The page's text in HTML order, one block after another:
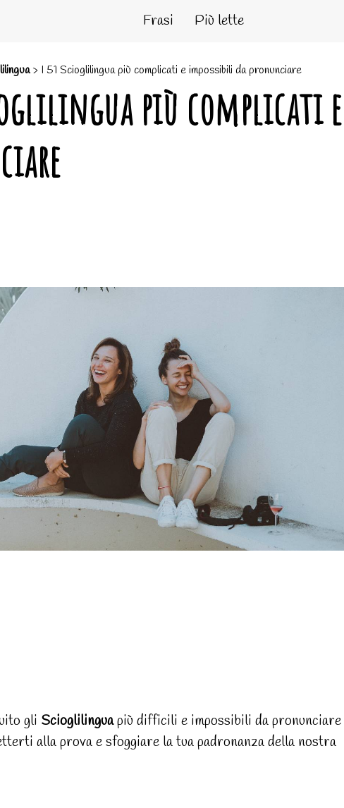
Frasi Più lette
> I 51 Scioglilingua più complicati e impossibili da pronunciare
più complicati
gli Scioglilinguapiù difficili e impossibili da pronunciare
alla prova e sfoggiare la tua padronanza della nostra